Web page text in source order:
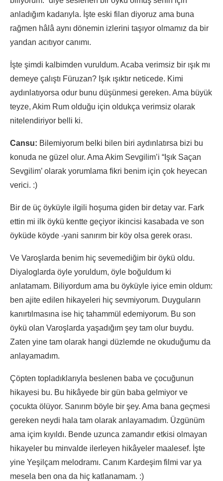
anladığım kadarıyla. İşte eski filan diyoruz ama buna
rağmen hâlâ aynı dönemin izlerini taşıyor olmamız da bir
yandan acıtıyor canımı.
İşte şimdi kalbimden vuruldum. Acaba verimsiz bir ışık mı
demeye çalıştı Füruzan? Işık ışıktır neticede. Kimi
aydınlatıyorsa odur bunu düşünmesi gereken. Ama büyük
teyze, Akim Rum olduğu için oldukça verimsiz olarak
nitelendiriyor belli ki.
Cansu: Bilemiyorum belki bilen biri aydınlatırsa bizi bu
konuda ne güzel olur. Ama Akim Sevgilim’i “Işık Saçan
Sevgilim’ olarak yorumlama fikri benim için çok heyecan
verici. :)
Bir de üç öyküyle ilgili hoşuma giden bir detay var. Fark
ettin mi ilk öykü kentte geçiyor ikincisi kasabada ve son
öyküde köyde -yani sanırım bir köy olsa gerek orası.
Ve Varoşlarda benim hiç sevemediğim bir öykü oldu.
Diyaloglarda öyle yoruldum, öyle boğuldum ki
anlatamam. Biliyordum ama bu öyküyle iyice emin oldum:
ben ajite edilen hikayeleri hiç sevmiyorum. Duyguların
kanırtılmasına ise hiç tahammül edemiyorum. Bu son
öykü olan Varoşlarda yaşadığım şey tam olur buydu.
Zaten yine tam olarak hangi düzlemde ne okuduğumu da
anlayamadım.
Çöpten topladıklarıyla beslenen baba ve çocuğunun
hikayesi bu. Bu hikâyede bir gün baba gelmiyor ve
çocukta ölüyor. Sanırım böyle bir şey. Ama bana geçmesi
gereken neydi hala tam olarak anlayamadım. Üzgünüm
ama içim kıyıldı. Bende uzunca zamandır etkisi olmayan
hikayeler bu minvalde ilerleyen hikâyeler maalesef. İşte
yine Yeşilçam melodramı. Canım Kardeşim filmi var ya
mesela ben ona da hiç katlanamam. :)